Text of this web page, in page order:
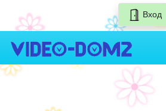
Вход